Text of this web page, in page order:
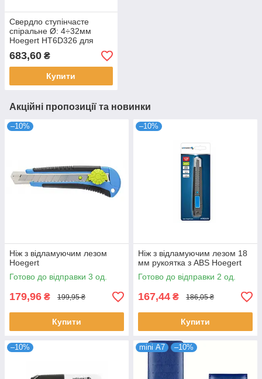
Свердло ступінчасте
спіральне Ø: 4÷32мм
Hoegert HT6D326 для
сталі, кольорових металів
та дерева
683,60 ₴
Купити
Акційні пропозиції та новинки
–10%
Ніж з відламуючим лезом
Hoegert
Готово до відправки 3 од.
179,96 ₴ 199,95 ₴
Купити
–10%
Ніж з відламуючим лезом 18
мм рукоятка з ABS Hoegert
Готово до відправки 2 од.
167,44 ₴ 186,05 ₴
Купити
–10% mini А7 –10%